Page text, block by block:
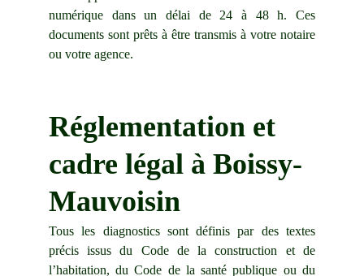
numérique dans un délai de 24 à 48 h. Ces
documents sont prêts à être transmis à votre notaire
ou votre agence.
Réglementation et
cadre légal à Boissy-
Mauvoisin
Tous les diagnostics sont définis par des textes
précis issus du Code de la construction et de
l’habitation, du Code de la santé publique ou du